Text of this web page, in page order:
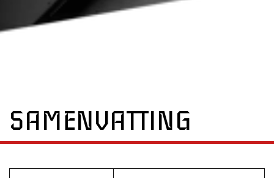
SAMENVATTING